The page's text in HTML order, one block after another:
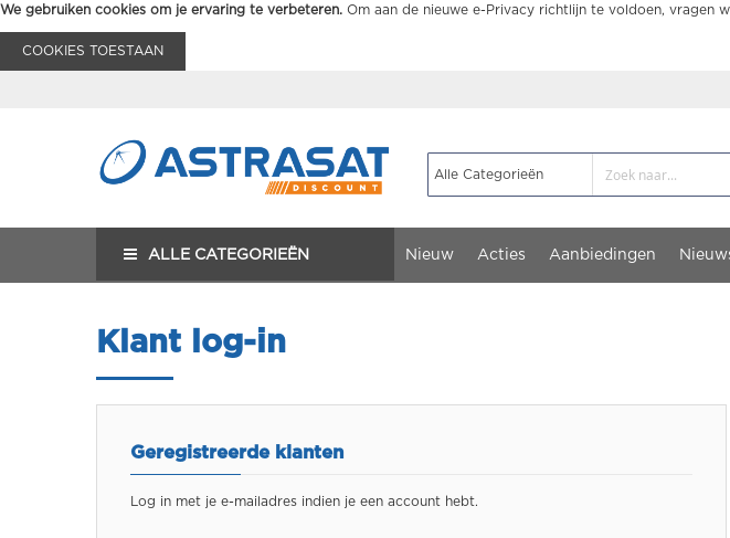
We gebruiken cookies om je ervaring te verbeteren. Om aan de nieuwe e-Privacy richtlijn te voldoen, vragen
COOKIES TOESTAAN
ALLE CATEGORIEËN Nieuw Acties Aanbiedingen
Klant log-in
Geregistreerde klanten
Log in met je e-mailadres indien je een account hebt.